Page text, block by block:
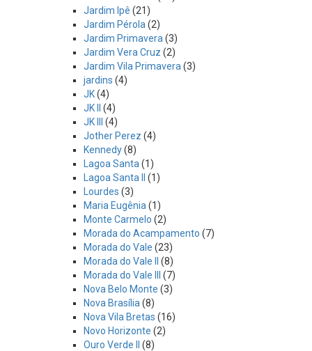
Jardim Ipê (21)
Jardim Pérola (2)
Jardim Primavera (3)
Jardim Vera Cruz (2)
Jardim Vila Primavera (3)
jardins (4)
JK(4)
JK II
(4)
JK III
(4)
Jother Perez (4)
Kennedy(8)
Lagoa Santa (1)
Lagoa Santa II
(1)
Lourdes (3)
Maria Eugênia (1)
Monte Carmelo (2)
Morada do Acampamento (7)
Morada do Vale (23)
Morada do Vale II
(8)
Morada do Vale III
(7)
Nova Belo Monte (3)
Nova Brasília (8)
Nova Vila Bretas (16)
Novo Horizonte (2)
Ouro Verde II
(8)